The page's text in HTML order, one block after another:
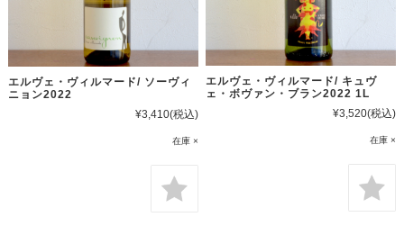
エルヴェ・ヴィルマード/ ソーヴィ
ニョン2022
¥3,410(税込)
在庫 ×
エルヴェ・ヴィルマード/ キュヴ
ェ・ボヴァン・ブラン2022 1L
¥3,520(税込)
在庫 ×